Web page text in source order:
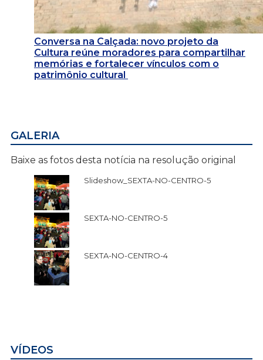
Conversa na Calçada: novo projeto da
Cultura reúne moradores para compartilhar
memórias e fortalecer vínculos com o
patrimônio cultural
GALERIA
Baixe as fotos desta notícia na resolução original
Slideshow_SEXTA-NO-CENTRO-5
SEXTA-NO-CENTRO-5
SEXTA-NO-CENTRO-4
VÍDEOS